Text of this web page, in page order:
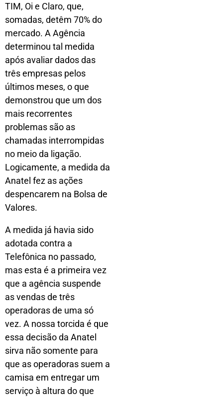
TIM, Oi e Claro, que,
somadas, detêm 70% do
mercado. A Agência
determinou tal medida
após avaliar dados das
três empresas pelos
últimos meses, o que
demonstrou que um dos
mais recorrentes
problemas são as
chamadas interrompidas
no meio da ligação.
Logicamente, a medida da
Anatel fez as ações
despencarem na Bolsa de
Valores.
A medida já havia sido
adotada contra a
Telefônica no passado,
mas esta é a primeira vez
que a agência suspende
as vendas de três
operadoras de uma só
vez. A nossa torcida é que
essa decisão da Anatel
sirva não somente para
que as operadoras suem a
camisa em entregar um
serviço à altura do que